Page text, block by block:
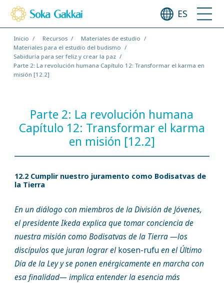
ES
Inicio Recursos
Materiales de estudio
Materiales para el estudio del budismo
Sabiduría para ser feliz y crear la paz
Parte 2: La revolución humana Capítulo 12: Transformar el karma en
misión [12.2]
Parte 2: La revolución humana
Capítulo 12: Transformar el karma
en misión [12.2]
12.2 Cumplir nuestro juramento como Bodisatvas de
la Tierra
En un diálogo con miembros de la División de Jóvenes,
el presidente Ikeda explica que tomar conciencia de
nuestra misión como Bodisatvas de la Tierra —los
discípulos que juran lograr elkosen-rufuen el Último
Día de la Ley y se ponen enérgicamente en marcha con
esa finalidad— implica entender la esencia más